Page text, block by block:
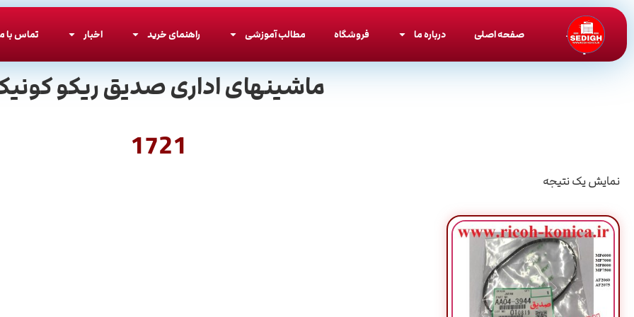
صفحه اصلی درباره ما فروشگاه مطالب آموزشی راهنمای خرید اخبار تماس با
ماشینهای اداری صدیق ریکو
1721
نمایش یک نتیجه